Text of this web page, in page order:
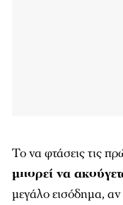
Το να φτάσεις τις
μπορεί να
μεγάλο εισόδημα, αν